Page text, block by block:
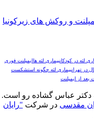
روکش های زیرکونیا
بیماری لثه هاایمپلنت فوری
لثه چگونه استشکست
عباس گشاده رو است.
در شرکت"رایان